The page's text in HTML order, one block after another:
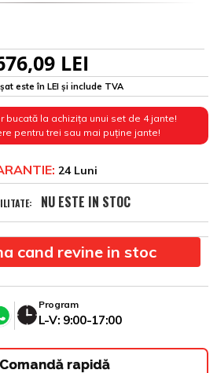
LEI
este în LEI și include TVA
bucată la achizița unui set de 4 jante!
pentru trei sau mai puține jante!
24 Luni
NU ESTE IN STOC
cand revine in stoc
Program
L-V: 9:00-17:00
Comandă rapidă